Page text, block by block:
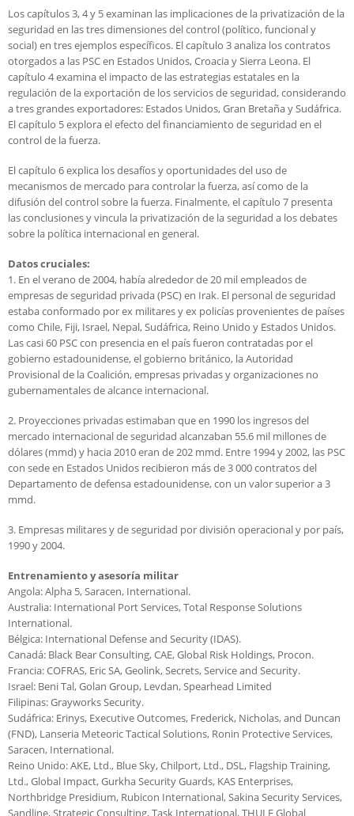
Los capítulos 3, 4 y 5 examinan las implicaciones de la privatización de la
seguridad en las tres dimensiones del control (político, funcional y
social) en tres ejemplos específicos. El capítulo 3 analiza los contratos
otorgados a las PSC en Estados Unidos, Croacia y Sierra Leona. El
capítulo 4 examina el impacto de las estrategias estatales en la
regulación de la exportación de los servicios de seguridad, considerando
a tres grandes exportadores: Estados Unidos, Gran Bretaña y Sudáfrica.
El capítulo 5 explora el efecto del financiamiento de seguridad en el
control de la fuerza.
El capítulo 6 explica los desafíos y oportunidades del uso de
mecanismos de mercado para controlar la fuerza, así como de la
difusión del control sobre la fuerza. Finalmente, el capítulo 7 presenta
las conclusiones y vincula la privatización de la seguridad a los debates
sobre la política internacional en general.
Datos cruciales:
1. En el verano de 2004, había alrededor de 20 mil empleados de
empresas de seguridad privada (PSC) en Irak. El personal de seguridad
estaba conformado por ex militares y ex policías provenientes de países
como Chile, Fiji, Israel, Nepal, Sudáfrica, Reino Unido y Estados Unidos.
Las casi 60 PSC con presencia en el país fueron contratadas por el
gobierno estadounidense, el gobierno británico, la Autoridad
Provisional de la Coalición, empresas privadas y organizaciones no
gubernamentales de alcance internacional.
2. Proyecciones privadas estimaban que en 1990 los ingresos del
mercado internacional de seguridad alcanzaban 55.6 mil millones de
dólares (mmd) y hacia 2010 eran de 202 mmd. Entre 1994 y 2002, las PSC
con sede en Estados Unidos recibieron más de 3 000 contratos del
Departamento de defensa estadounidense, con un valor superior a 3
mmd.
3. Empresas militares y de seguridad por división operacional y por país,
1990 y 2004.
Entrenamiento y asesoría militar
Angola: Alpha 5, Saracen, International.
Australia: International Port Services, Total Response Solutions
International.
Bélgica: International Defense and Security (IDAS).
Canadá: Black Bear Consulting, CAE, Global Risk Holdings, Procon.
Francia: COFRAS, Eric SA, Geolink, Secrets, Service and Security.
Israel: Beni Tal, Golan Group, Levdan, Spearhead Limited
Filipinas: Grayworks Security.
Sudáfrica: Erinys, Executive Outcomes, Frederick, Nicholas, and Duncan
(FND), Lanseria Meteoric Tactical Solutions, Ronin Protective Services,
Saracen, International.
Reino Unido: AKE, Ltd., Blue Sky, Chilport, Ltd., DSL, Flagship Training,
Ltd., Global Impact, Gurkha Security Guards, KAS Enterprises,
Northbridge Presidium, Rubicon International, Sakina Security Services,
Sandline, Strategic Consulting, Task International, THULE Global